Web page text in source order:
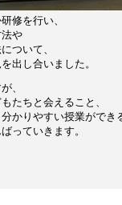
修を行い、
や
ついて、
出し合いました。
、
たちと会えること、
かりやすい授業ができ
っていきます。